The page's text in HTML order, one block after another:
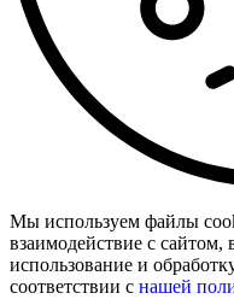
Мы используем файлы
взаимодействие с сайтом,
использование и
соответствии с нашей